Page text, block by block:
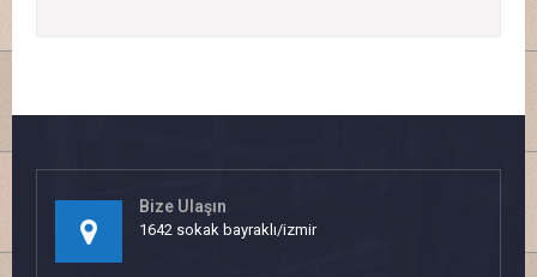
Bize Ulaşın
1642 sokak bayraklı/izmir